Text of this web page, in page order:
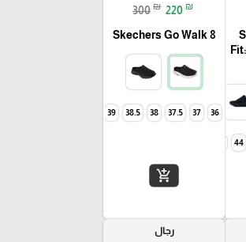
44
300 ₪ 220 ₪
Skechers Go Walk 8
36
37
37.5
38
38.5
39
add_shopping_cart
رجال